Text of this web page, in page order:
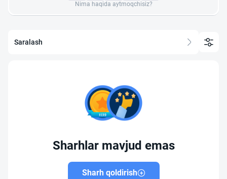
Nima haqida aytmoqchisiz?
Saralash
Sharhlar mavjud emas
Sharh qoldirish